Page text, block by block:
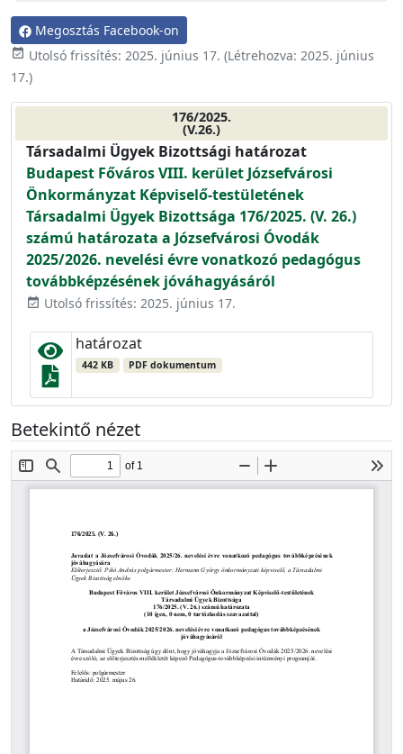
Megosztás Facebook-on
event_available Utolsó frissítés: 2025. június 17. (Létrehozva: 2025. június
17.)
176/2025.
(V.26.)
Társadalmi Ügyek Bizottsági határozat
Budapest Főváros VIII. kerület Józsefvárosi
Önkormányzat Képviselő-testületének
Társadalmi Ügyek Bizottsága 176/2025. (V. 26.)
számú határozata a Józsefvárosi Óvodák
2025/2026. nevelési évre vonatkozó pedagógus
továbbképzésének jóváhagyásáról
event_available Utolsó frissítés: 2025. június 17.
határozat
442 KB PDF dokumentum
Betekintő nézet